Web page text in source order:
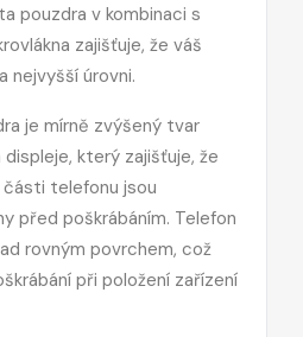
pouzdra v kombinaci s
zajišťuje, že váš
nejvyšší úrovni.
je mírně zvýšený tvar
který zajišťuje, že
telefonu jsou
před poškrábáním. Telefon
rovným povrchem, což
při položení zařízení